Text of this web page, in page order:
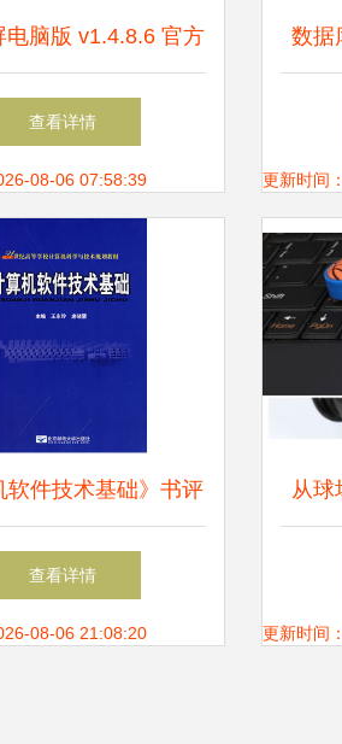
电脑版 v1.4.8.6 官方
件研发看无线投屏的
进化
查看详情
08-06 07:58:39
数据
计
更新时间
软件技术基础》书评
研发与软件的交响
查看详情
08-06 21:08:20
从球
更新时间